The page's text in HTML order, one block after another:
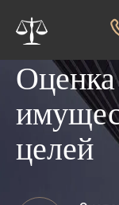
целей